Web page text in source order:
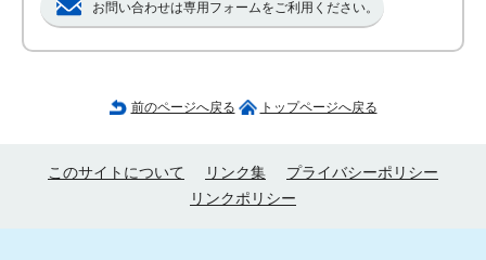
お問い合わせは専用フォームをご利用ください。
前のページへ戻る トップページへ戻る
このサイトについて リンク集
プライバシーポリシー
リンクポリシー